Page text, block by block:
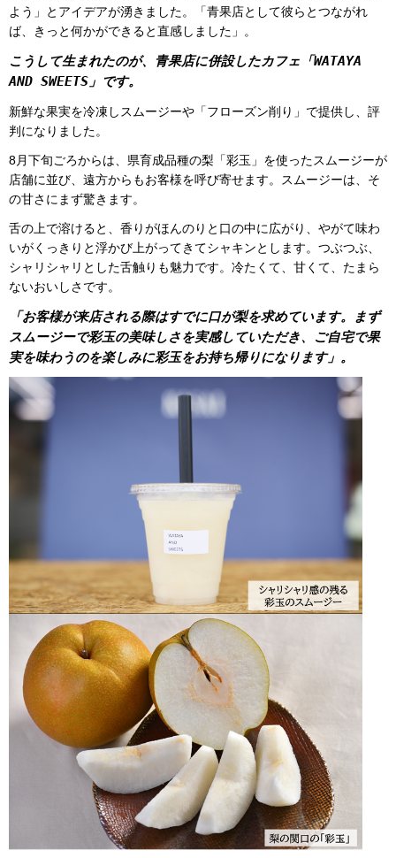
よう」とアイデアが湧きました。「青果店として彼らとつながれ
ば、きっと何かができると直感しました」。
こうして生まれたのが、青果店に併設したカフェ「WATAYA
AND SWEETS」です。
新鮮な果実を冷凍しスムージーや「フローズン削り」で提供し、評
判になりました。
8月下旬ごろからは、県育成品種の梨「彩玉」を使ったスムージーが
店舗に並び、遠方からもお客様を呼び寄せます。スムージーは、そ
の甘さにまず驚きます。
舌の上で溶けると、香りがほんのりと口の中に広がり、やがて味わ
いがくっきりと浮かび上がってきてシャキンとします。つぶつぶ、
シャリシャリとした舌触りも魅力です。冷たくて、甘くて、たまら
ないおいしさです。
「お客様が来店される際はすでに口が梨を求めています。まず
スムージーで彩玉の美味しさを実感していただき、ご自宅で果
実を味わうのを楽しみに彩玉をお持ち帰りになります」。